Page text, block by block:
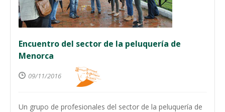
Encuentro del sector de la peluquería de
Menorca
09/11/2016
Un grupo de profesionales del sector de la peluquería de